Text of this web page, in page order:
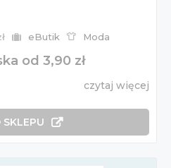
eButik Moda
od 3,90 zł
czytaj więcej
SKLEPU